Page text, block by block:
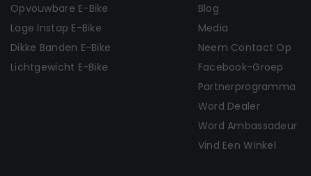
Opvouwbare E-Bike
Lage Instap E-Bike
Dikke Banden E-Bike
Lichtgewicht E-Bike
Blog
Media
Neem Contact Op
Facebook-Groep
Partnerprogramma
Word Dealer
Word Ambassadeur
Vind Een Winkel